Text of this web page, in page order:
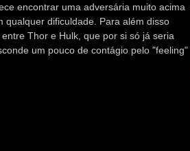
encontrar uma adversária muito acima
dificuldade. Para além disso
Thor e Hulk, que por si só já seria
um pouco de contágio pelo "feeling"